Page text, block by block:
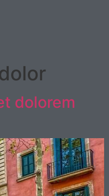
dolorem